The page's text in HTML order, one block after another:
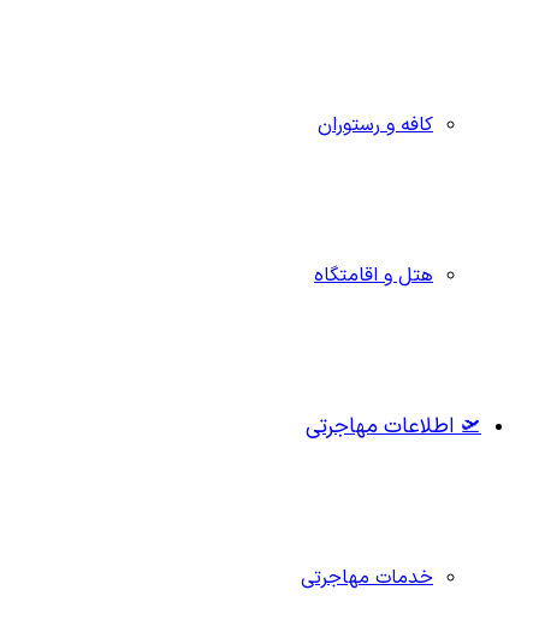
کافه و رستوران
هتل و اقامتگاه
🛫 اطلاعات مهاجرتی
خدمات مهاجرتی